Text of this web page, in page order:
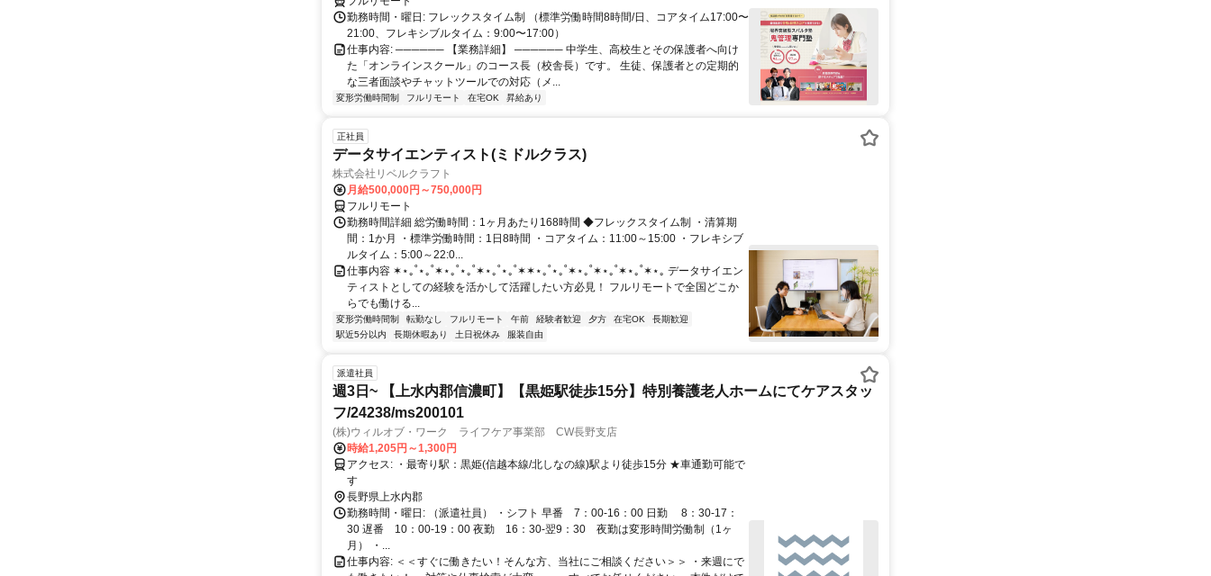
勤務時間・曜日: フレックスタイム制 （標準労働時間8時間/日、コアタイム17:00〜
21:00、フレキシブルタイム：9:00〜17:00）
仕事内容: ────── 【業務詳細】 ────── 中学生、高校生とその保護者へ向け
た「オンラインスクール」のコース長（校舎長）です。 生徒、保護者との定期的
な三者面談やチャットツールでの対応（メ...
変形労働時間制 フルリモート 在宅OK 昇給あり
正社員
データサイエンティスト(ミドルクラス)
株式会社リベルクラフト
月給500,000円～750,000円
フルリモート
勤務時間詳細 総労働時間：1ヶ月あたり168時間 ◆フレックスタイム制 ・清算期
間：1か月 ・標準労働時間：1日8時間 ・コアタイム：11:00～15:00 ・フレキシブ
ルタイム：5:00～22:0...
仕事内容 ✶⋆｡˚⋆｡˚✶⋆｡˚⋆｡˚✶⋆｡˚⋆｡˚✶✶⋆｡˚⋆｡˚✶⋆｡˚✶⋆｡˚✶⋆｡˚✶⋆｡ データサイエン
ティストとしての経験を活かして活躍したい方必見！ フルリモートで全国どこか
らでも働ける...
変形労働時間制 転勤なし フルリモート 午前 経験者歓迎 夕方 在宅OK
長期歓迎
駅近5分以内
長期休暇あり 土日祝休み 服装自由
派遣社員
週3日~ 【上水内郡信濃町】【黒姫駅徒歩15分】特別養護老人ホームにてケアスタッ
フ/24238/ms200101
(株)ウィルオブ・ワーク ライフケア事業部 CW長野支店
時給1,205円～1,300円
アクセス: ・最寄り駅：黒姫(信越本線/北しなの線)駅より徒歩15分 ★車通勤可能で
す
長野県上水内郡
勤務時間・曜日: （派遣社員） ・シフト 早番 7：00-16：00 日勤 8：30-17：
30 遅番 10：00-19：00 夜勤 16：30-翌9：30 夜勤は変形時間労働制（1ヶ
月） ・...
仕事内容: ＜＜すぐに働きたい！そんな方、当社にご相談ください＞＞ ・来週にで